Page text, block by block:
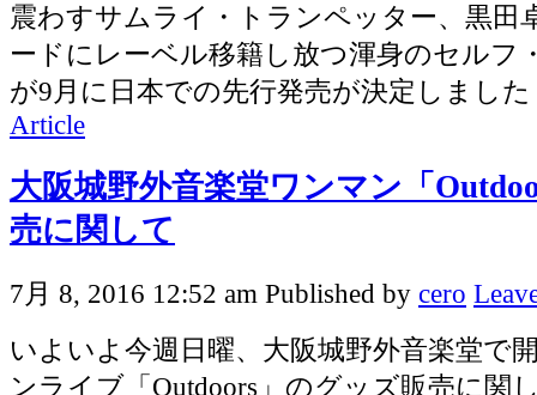
震わすサムライ・トランペッター、黒田
ードにレーベル移籍し放つ渾身のセルフ
が9月に日本での先行発売が決定しまし
Article
大阪城野外音楽堂ワンマン「
売に関して
7月 8, 2016 12:52 am Published by cero
いよいよ今週日曜、大阪城野外音楽堂で
ンライブ「Outdoors」のグッズ販売に関